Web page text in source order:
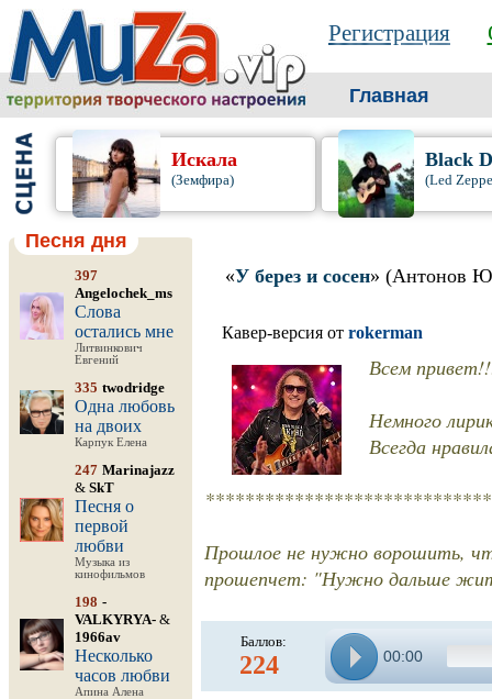
Регистрация
Главная
Искала
(Земфира)
Black
(Led
Песня дня
397
Angelochek_ms
Слова
остались мне
Литвинкович
Евгений
335 twodridge
Одна любовь
на двоих
Карпук Елена
247 Marinajazz
& SkT
Песня о
первой
любви
Музыка из
кинофильмов
198 -
VALKYRYA- &
1966av
Несколько
часов любви
Апина Алена
«У берез и сосен» (Антонов
Кавер-версия от rokerman
Всем
Немного
Всегда
Прошлое не нужно ворошить,
прошепчет: "Нужно дальше
Баллов:
224 00:00